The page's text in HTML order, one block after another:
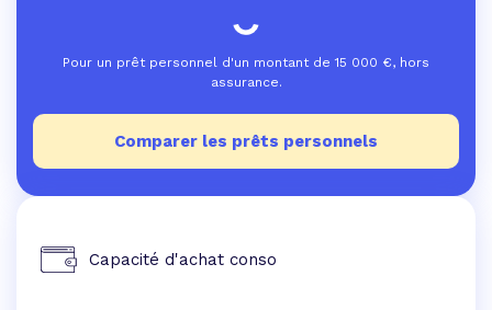
Pour un prêt personnel d'un montant de 15 000 €, hors
assurance.
Comparer les prêts personnels
Capacité d'achat conso